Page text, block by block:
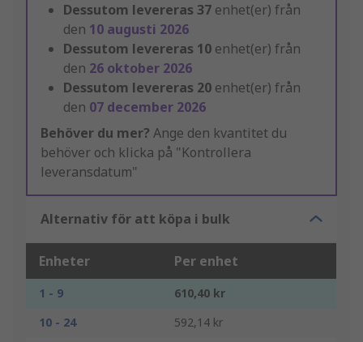
Dessutom levereras 37 enhet(er) från
den 10 augusti 2026
Dessutom levereras 10 enhet(er) från
den 26 oktober 2026
Dessutom levereras 20 enhet(er) från
den 07 december 2026
Behöver du mer? Ange den kvantitet du
behöver och klicka på "Kontrollera
leveransdatum"
Alternativ för att köpa i bulk
Enheter Per enhet
1 - 9
610,40 kr
10 - 24
592,14 kr